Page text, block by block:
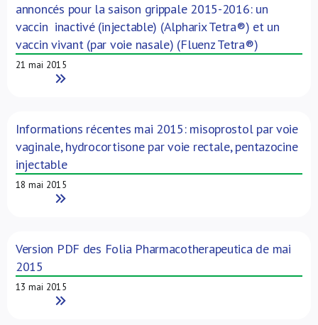
annoncés pour la saison grippale 2015-2016: un
vaccin inactivé (injectable) (Alpharix Tetra®) et un
vaccin vivant (par voie nasale) (Fluenz Tetra®)
21 mai 2015
Read More
Informations récentes mai 2015: misoprostol par voie
vaginale, hydrocortisone par voie rectale, pentazocine
injectable
18 mai 2015
Read More
Version PDF des Folia Pharmacotherapeutica de mai
2015
13 mai 2015
Read More